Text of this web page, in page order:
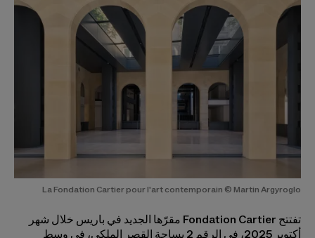
La Fondation Cartier pour l'art contemporain © Martin Argyroglo
تفتتح Fondation Cartier مقرّها الجديد في باريس خلال شهر
أكتوبر 2025، في الرقم 2 بساحة القصر الملكي، في وسط